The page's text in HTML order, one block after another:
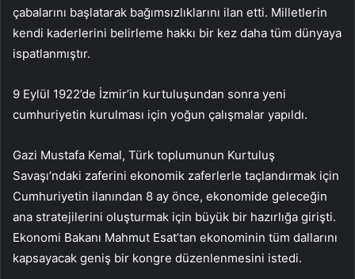
çabalarını başlatarak bağımsızlıklarını ilan etti. Milletlerin
kendi kaderlerini belirleme hakkı bir kez daha tüm dünyaya
ispatlanmıştır.
9 Eylül 1922’de İzmir’in kurtuluşundan sonra yeni
cumhuriyetin kurulması için yoğun çalışmalar yapıldı.
Gazi Mustafa Kemal, Türk toplumunun Kurtuluş
Savaşı’ndaki zaferini ekonomik zaferlerle taçlandırmak için
Cumhuriyetin ilanından 8 ay önce, ekonomide geleceğin
ana stratejilerini oluşturmak için büyük bir hazırlığa girişti.
Ekonomi Bakanı Mahmut Esat’tan ekonominin tüm dallarını
kapsayacak geniş bir kongre düzenlenmesini istedi.